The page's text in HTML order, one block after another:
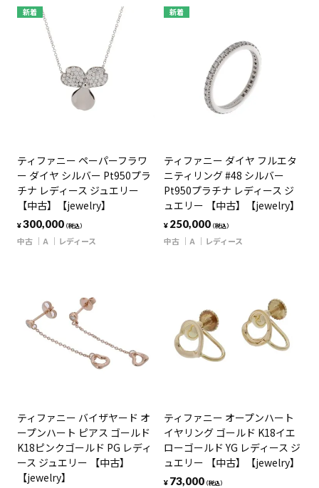
新着
ティファニー ペーパーフラワ
ー ダイヤ シルバー Pt950プラ
チナ レディース ジュエリー
【中古】【jewelry】
¥300,000（税込）
中古 A レディース
新着
ティファニー ダイヤ フルエタ
ニティリング #48 シルバー
Pt950プラチナ レディース ジ
ュエリー 【中古】【jewelry】
¥ 250,000（税込）
中古 A レディース
ティファニー バイザヤード オ
ープンハート ピアス ゴールド
K18ピンクゴールド PG レディ
ース ジュエリー 【中古】
【jewelry】
ティファニー オープンハート
イヤリング ゴールド K18イエ
ローゴールド YG レディース ジ
ュエリー 【中古】【jewelry】
¥ 73,000（税込）